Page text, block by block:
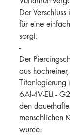
Der
für eine
sorgt.
-
Der
aus
Titanlegierung
6Al-4V-ELI -
den
menschlichen
wurde.